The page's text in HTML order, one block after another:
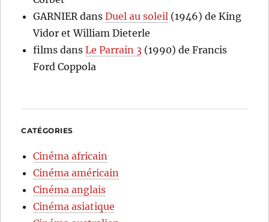
GARNIERdansDuel au soleil (1946) de King
Vidor et William Dieterle
films dansLe Parrain 3 (1990) de Francis
Ford Coppola
CATÉGORIES
Cinéma africain
Cinéma américain
Cinéma anglais
Cinéma asiatique